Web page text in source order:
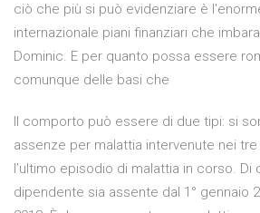
ciò che più si può evidenziare è
internazionale piani finanziari che
Dominic. E per quanto possa essere
comunque delle basi che
Il comporto può essere di due tipi: si
assenze per malattia intervenute nei
l’ultimo episodio di malattia in corso. Di
dipendente sia assente dal 1° gennaio